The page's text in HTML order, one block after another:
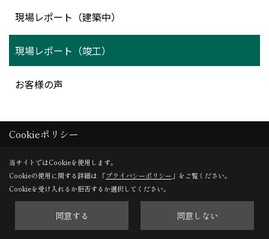
現場レポート（建築中）
現場レポート（竣工）
お客様の声
本社
〒396-0027
長野県伊那市ますみヶ丘7352-1
Cookieポリシー
当サイトではCookieを使用します。
Cookieの使用に関する詳細は 「プライバシーポリシー 」をご覧ください。
Cookieを受け入れるか拒否するか選択してください。
同意する 同意しない